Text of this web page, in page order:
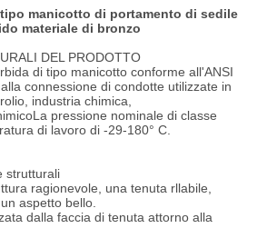
manicotto di portamento di sedile
materiale di bronzo
DEL PRODOTTO
di tipo manicotto conforme all'ANSI
connessione di condotte utilizzate in
industria chimica,
pressione nominale di classe
di lavoro di -29-180° C.
strutturali
ragionevole, una tenuta rllabile,
aspetto bello.
dalla faccia di tenuta attorno alla